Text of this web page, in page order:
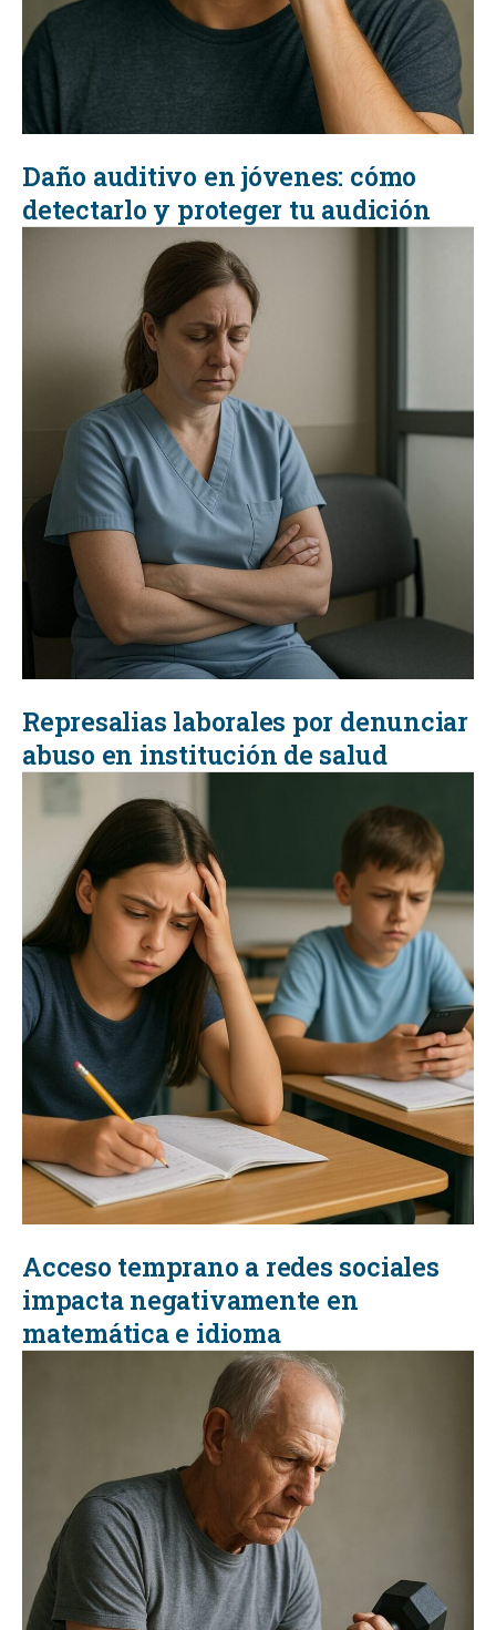
Daño auditivo en jóvenes: cómo
detectarlo y proteger tu audición
Represalias laborales por denunciar
abuso en institución de salud
Acceso temprano a redes sociales
impacta negativamente en
matemática e idioma